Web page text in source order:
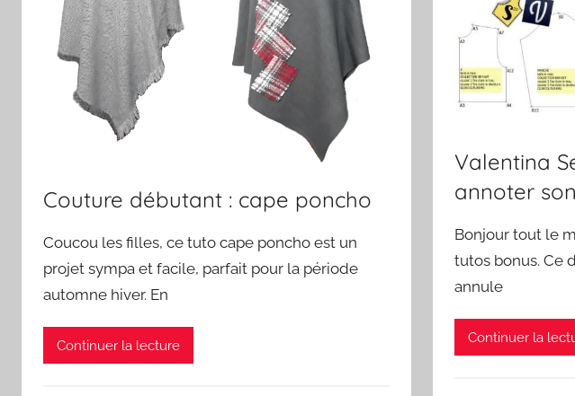
Couture débutant : cape poncho
Coucou les filles, ce tuto cape poncho est un
projet sympa et facile, parfait pour la période
automne hiver. En
Continuer la lecture
Valentina
annoter
Bonjour tout le
tutos bonus. Ce
annule
Continuer la